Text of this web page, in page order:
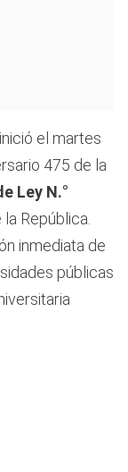
el martes
475 de la
Ley N.°
República.
inmediata de
públicas